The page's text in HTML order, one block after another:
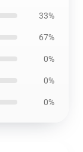
33%
67%
0%
0%
0%